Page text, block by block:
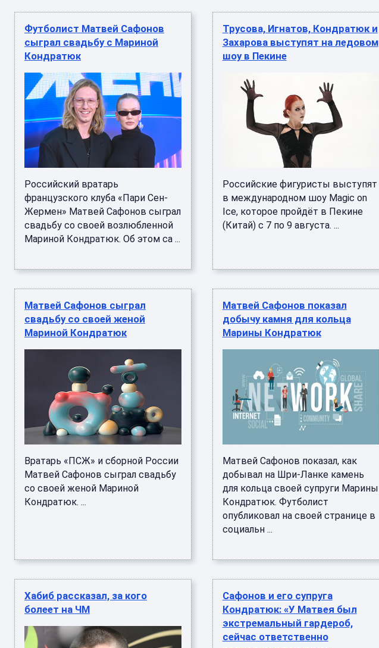
Футболист Матвей Сафонов
сыграл свадьбу с Мариной
Кондратюк
Российский вратарь
французского клуба «Пари Сен-
Жермен» Матвей Сафонов сыграл
свадьбу со своей возлюбленной
Мариной Кондратюк. Об этом са ...
Трусова, Игнатов, Кондратюк и
Захарова выступят на ледовом
шоу в Пекине
Российские фигуристы выступят
в международном шоу Magic on
Ice, которое пройдёт в Пекине
(Китай) с 7 по 9 августа. ...
Матвей Сафонов сыграл
свадьбу со своей женой
Мариной Кондратюк
Вратарь «ПСЖ» и сборной России
Матвей Сафонов сыграл свадьбу
со своей женой Мариной
Кондратюк. ...
Матвей Сафонов показал
добычу камня для кольца
Марины Кондратюк
Матвей Сафонов показал, как
добывал на Шри-Ланке камень
для кольца своей супруги Марины
Кондратюк. Футболист
опубликовал на своей странице в
социальн ...
Хабиб рассказал, за кого
болеет на ЧМ
Сафонов и его супруга
Кондратюк: «У Матвея был
экстремальный гардероб,
сейчас ответственно